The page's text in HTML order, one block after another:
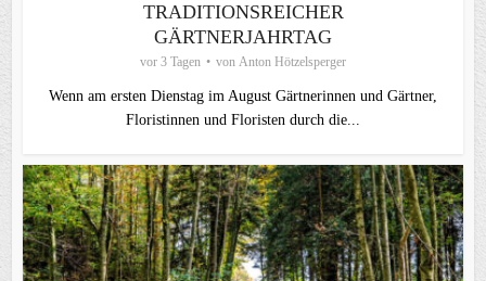
TRADITIONSREICHER
GÄRTNERJAHRTAG
vor 3 Tagen von Anton Hötzelsperger
Wenn am ersten Dienstag im August Gärtnerinnen und Gärtner,
Floristinnen und Floristen durch die...